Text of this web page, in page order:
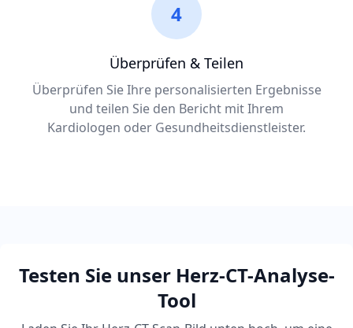
4
Überprüfen & Teilen
Überprüfen Sie Ihre personalisierten Ergebnisse
und teilen Sie den Bericht mit Ihrem
Kardiologen oder Gesundheitsdienstleister.
Testen Sie unser Herz-CT-Analyse-
Tool